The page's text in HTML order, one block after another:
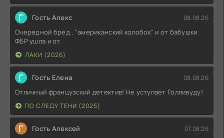
Г Гость Алекс 08.08.26
Очередной бред , "американский колобок" и от бабушки
ФБР ушла и от
ЛАКИ (2026)
Г Гость Елена 08.08.26
Отличный французский детектив! Не уступает Голливуду!
ПО СЛЕДУ ТЕНИ (2025)
Г Гость Алексей 07.08.26